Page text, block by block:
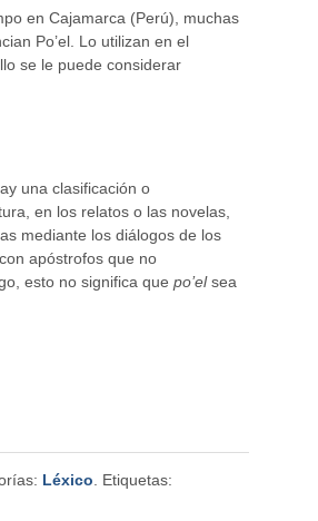
en Cajamarca (Perú), muchas
Po’el. Lo utilizan en el
se le puede considerar
una clasificación o
en los relatos o las novelas,
mediante los diálogos de los
apóstrofos que no
esto no significa que po’elsea
Léxico . Etiquetas: